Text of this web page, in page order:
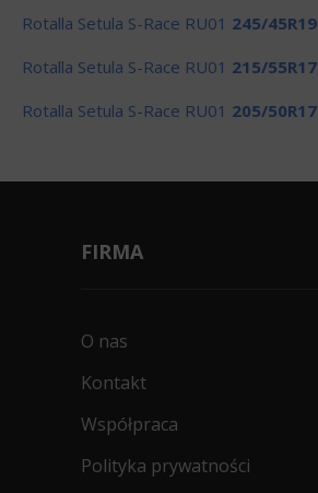
Rotalla Setula S-Race RU01 245/45R19
Rotalla Setula S-Race RU01 215/55R17
Rotalla Setula S-Race RU01 205/50R17
FIRMA
O nas
Kontakt
Współpraca
Polityka prywatności